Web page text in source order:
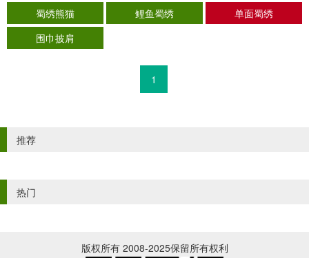
蜀绣熊猫 鲤鱼蜀绣
单面蜀绣
围巾披肩
1
推荐
热门
版权所有 2008-2025保留所有权利